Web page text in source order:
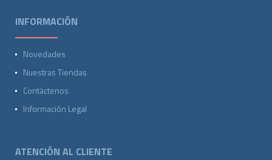
INFORMACIÓN
Novedades
Nuestras Tiendas
Contáctenos
Información Legal
ATENCIÓN AL CLIENTE